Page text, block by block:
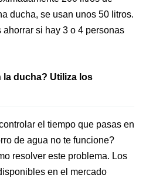
ducha, se usan unos 50 litros.
si hay 3 o 4 personas
la ducha? Utiliza los
el tiempo que pasas en
de agua no te funcione?
resolver este problema. Los
en el mercado